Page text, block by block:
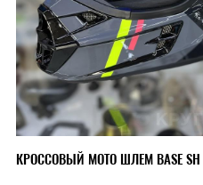
КРОССОВЫЙ МОТО ШЛЕМ BASE SH